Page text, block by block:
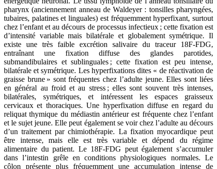
pharynx (anciennement anneau de Waldeyer : tonsilles pharyngées,
tubaires, palatines et linguales) est fréquemment hyperfixant, surtout
chez l’enfant et au décours de processus infectieux ; cette fixation est
d’intensité variable mais bilatérale et globalement symétrique. Il
existe une très faible excrétion salivaire du traceur 18F-FDG,
entraînant une fixation diffuse des glandes parotides,
submandibulaires et sublinguales ; cette fixation est peu intense,
bilatérale et symétrique. Les hyperfixations dites « de réactivation de
graisse brune » sont fréquentes chez l’adulte jeune. Elles sont liées
en général au froid et au stress ; elles sont souvent très intenses,
bilatérales, symétriques, et intéressent les espaces graisseux
cervicaux et thoraciques. Une hyperfixation diffuse en regard du
reliquat thymique du médiastin antérieur est fréquente chez l’enfant
et le sujet jeune. Elle peut également se voir chez l’adulte au décours
d’un traitement par chimiothérapie. La fixation myocardique peut
être intense, mais elle est très variable et dépend du régime
alimentaire du patient. Le 18F-FDG peut également s’accumuler
dans l’intestin grêle en conditions physiologiques normales. Le
côlon présente plus fréquemment une accumulation intense de